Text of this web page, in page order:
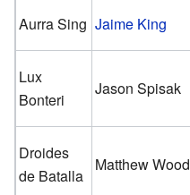
Aurra Sing Jaime King
Lux
Bonteri
Jason Spisak
Droides
de Batalla
Matthew Wood